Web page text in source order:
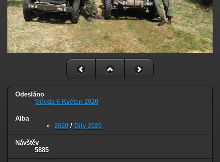
Odesláno
Středa 6 Květen 2020
Alba
2020 / Díly 2020
Návštěv
5885